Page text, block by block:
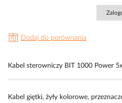
Dodaj do porównania
Kabel sterowniczy BIT 1000 Power
Kabel giętki, żyły kolorowe,